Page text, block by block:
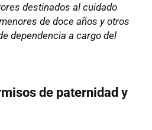
destinados al cuidado
de doce años y otros
dependencia a cargo del
de paternidad y